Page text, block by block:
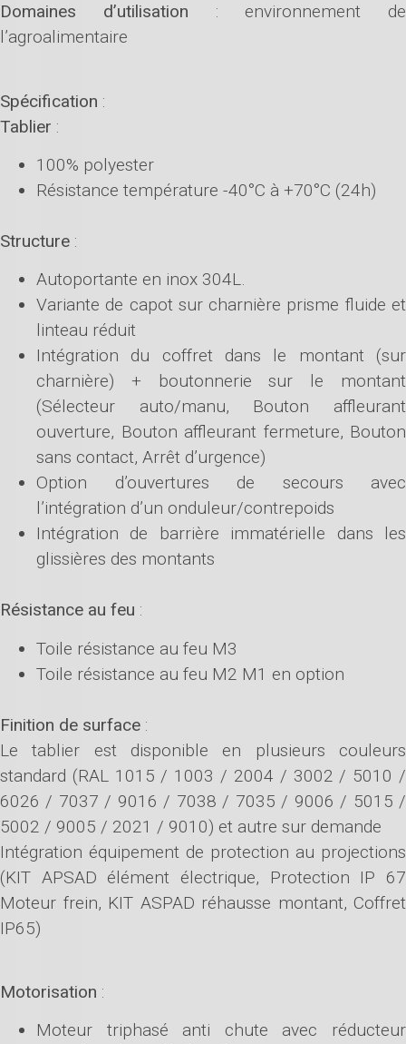
Domaines d’utilisation : environnement de
l’agroalimentaire
Spécification :
Tablier :
100% polyester
Résistance température -40°C à +70°C (24h)
Structure :
Autoportante en inox 304L.
Variante de capot sur charnière prisme fluide et
linteau réduit
Intégration du coffret dans le montant (sur
charnière) + boutonnerie sur le montant
(Sélecteur auto/manu, Bouton affleurant
ouverture, Bouton affleurant fermeture, Bouton
sans contact, Arrêt d’urgence)
Option d’ouvertures de secours avec
l’intégration d’un onduleur/contrepoids
Intégration de barrière immatérielle dans les
glissières des montants
Résistance au feu :
Toile résistance au feu M3
Toile résistance au feu M2 M1 en option
Finition de surface :
Le tablier est disponible en plusieurs couleurs
standard (RAL 1015 / 1003 / 2004 / 3002 / 5010 /
6026 / 7037 / 9016 / 7038 / 7035 / 9006 / 5015 /
5002 / 9005 / 2021 / 9010) et autre sur demande
Intégration équipement de protection au projections
(KIT APSAD élément électrique, Protection IP 67
Moteur frein, KIT ASPAD réhausse montant, Coffret
IP65)
Motorisation :
Moteur triphasé anti chute avec réducteur